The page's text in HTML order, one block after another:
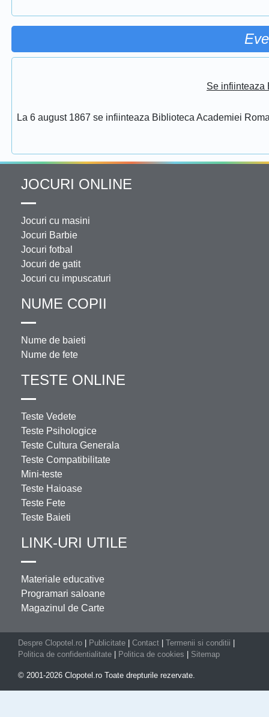
Se infiinteaza
La 6 august 1867 se infiinteaza Biblioteca Academiei
JOCURI ONLINE
Jocuri cu masini
Jocuri Barbie
Jocuri fotbal
Jocuri de gatit
Jocuri cu impuscaturi
NUME COPII
Nume de baieti
Nume de fete
TESTE ONLINE
Teste Vedete
Teste Psihologice
Teste Cultura Generala
Teste Compatibilitate
Mini-teste
Teste Haioase
Teste Fete
Teste Baieti
LINK-URI UTILE
Materiale educative
Programari saloane
Magazinul de Carte
Despre Clopotel.ro Publicitate Contact Termenii si conditii
Politica de confidentialitate
Politica de cookies Sitemap
© 2001-2026 Clopotel.ro Toate drepturile rezervate.